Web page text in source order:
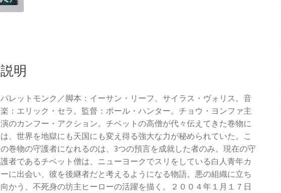
説明
パレットモンク／脚本：イーサン・リーフ、サイラス・ヴォリス。音
楽：エリック・セラ。監督：ポール・ハンター。チョウ・ヨンファ主
演のカンフー・アクション。チベットの高僧が代々伝えてきた巻物に
は、世界を地獄にも天国にも変え得る強大な力が秘められていた。こ
の巻物の守護者になれるのは、3つの預言を成就した者のみ。現在の守
護者であるチベット僧は、ニューヨークでスリをしている白人青年カ
ーに出会い、彼を後継者だと考えるようになる物語。悪の組織に立ち
向かう、不死身の坊主ヒーローの活躍を描く。２００４年１月１７日